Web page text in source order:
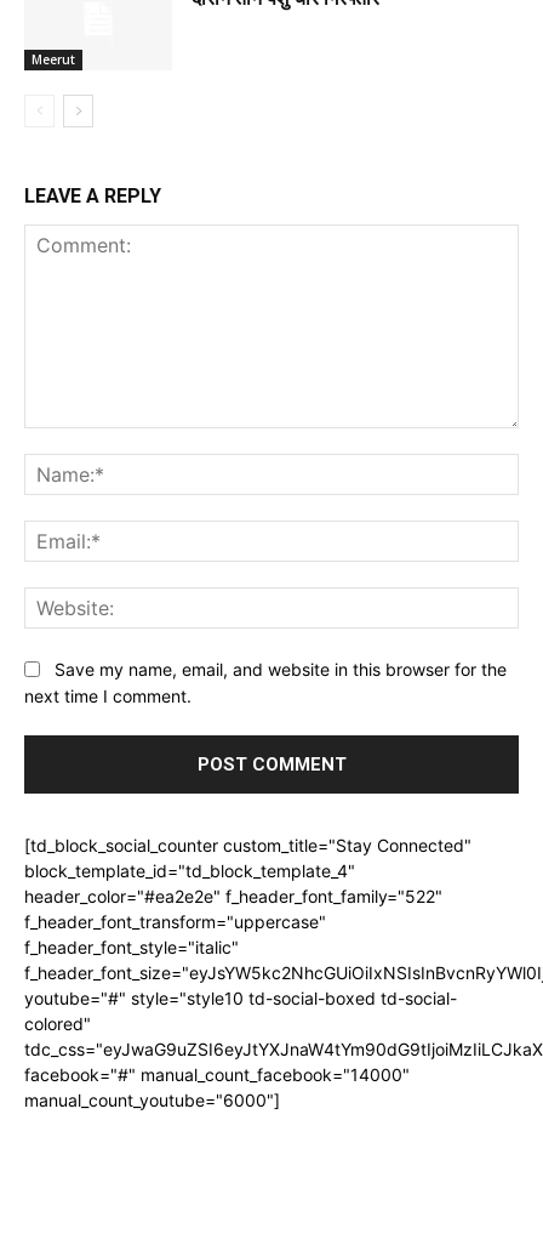
Meerut
LEAVE A REPLY
Save my name, email, and website in this browser for the
next time I comment.
[td_block_social_counter custom_title="Stay Connected"
block_template_id="td_block_template_4"
header_color="#ea2e2e" f_header_font_family="522"
f_header_font_transform="uppercase"
f_header_font_style="italic"
youtube="#" style="style10 td-social-boxed td-social-
colored"
facebook="#" manual_count_facebook="14000"
manual_count_youtube="6000"]